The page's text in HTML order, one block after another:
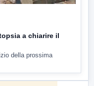
a chiarire il
della prossima